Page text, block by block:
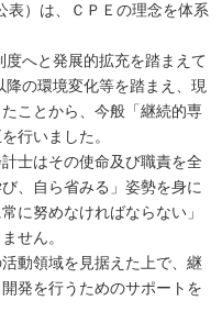
）は、ＣＰＥの理念を体系
へと発展的拡充を踏まえて
の環境変化等を踏まえ、現
ことから、今般「継続的専
行いました。
士はその使命及び職責を全
、自ら省みる」姿勢を身に
に努めなければならない」
せん。
動領域を見据えた上で、継
発を行うためのサポートを